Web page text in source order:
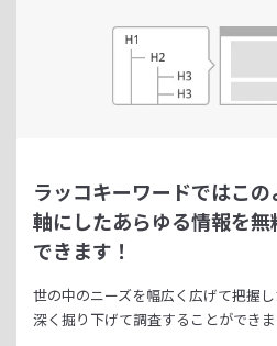
ラッコキーワードではこ
軸にしたあらゆる情報を
できます！
世の中のニーズを幅広く広げて把握し
深く掘り下げて調査することができま